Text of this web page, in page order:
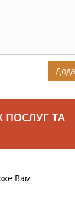
ТА
Вам